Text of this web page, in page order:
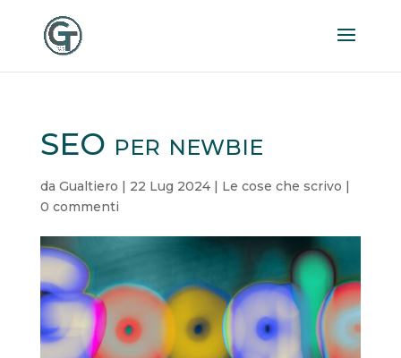
SEO per newbie
da Gualtiero | 22 Lug 2024| Le cose che scrivo |
0 commenti